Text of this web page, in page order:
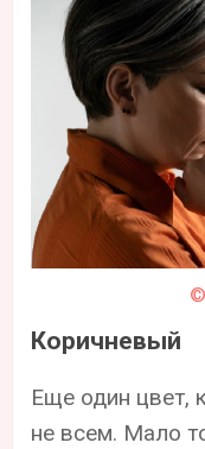
Коричневый
Еще один цвет,
не всем. Мало